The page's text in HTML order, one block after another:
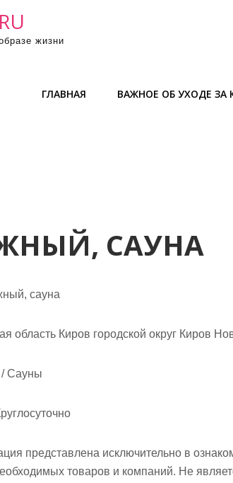
жизни
ГЛАВНАЯ ВАЖНОЕ ОБ УХОДЕ ЗА
САУНА
сауна
область Киров городской округ Киров
/ Сауны
представлена исключительно в
товаров и компаний. Не